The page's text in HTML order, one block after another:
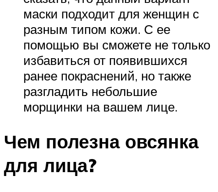
маски подходит для женщин с
разным типом кожи. С ее
помощью вы сможете не только
избавиться от появившихся
ранее покраснений, но также
разгладить небольшие
морщинки на вашем лице.
Чем полезна овсянка
для лица?